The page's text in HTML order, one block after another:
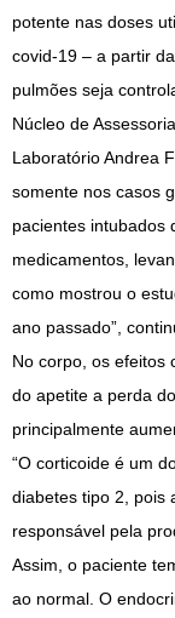
potente nas doses
covid-19 – a partir
pulmões seja
Núcleo de
Laboratório Andrea
somente nos casos
pacientes intubados
medicamentos,
como mostrou o
ano passado”,
No corpo, os efeitos
do apetite a perda
principalmente
“O corticoide é um
diabetes tipo 2, pois
responsável pela
Assim, o paciente
ao normal. O